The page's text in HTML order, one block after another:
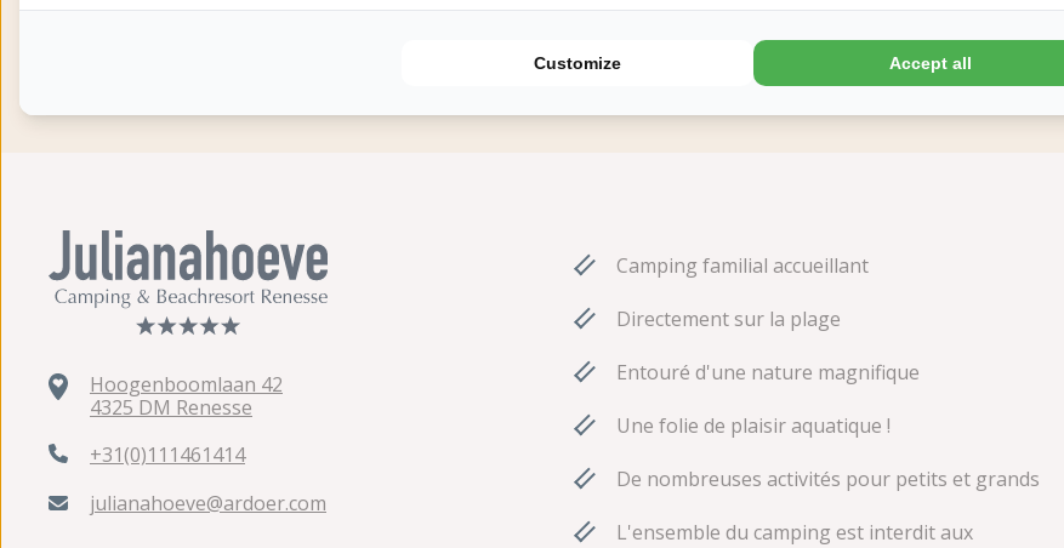
Hoogenboomlaan 42
4325 DM Renesse
+31(0)111461414
julianahoeve@ardoer.com
Camping familial accueillant
Directement sur la plage
Entouré d'une nature magnifique
Une folie de plaisir aquatique !
De nombreuses activités pour petits et grands
L'ensemble du camping est interdit aux
Customize Accept all